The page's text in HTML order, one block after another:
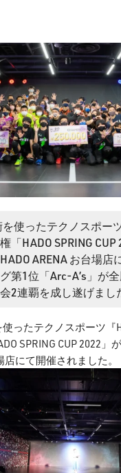
使ったテクノスポー
「HADO SPRING CUP
ARENA お台場店
第1位「Arc-A’s」が
2連覇を成し遂げまし
ったテクノスポーツ『
SPRING CUP 2022」
店にて開催されました。